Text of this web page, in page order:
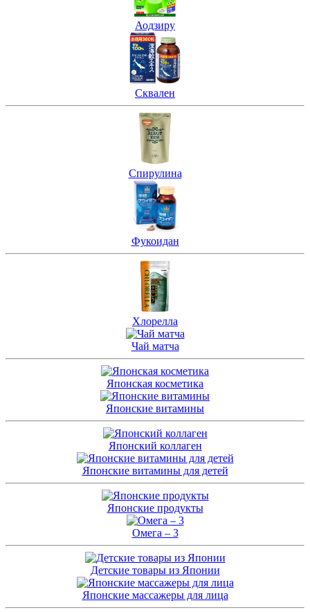
Аодзиру
Сквален
Спирулина
Фукоидан
Хлорелла
Чай матча
Японская косметика
Японские витамины
Японский коллаген
Японские витамины для детей
Японские продукты
Омега – 3
Детские товары из Японии
Японские массажеры для лица